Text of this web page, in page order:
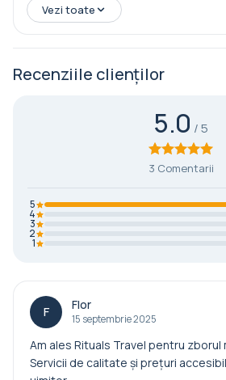
Vezi toate
Recenziile clienților
5.0
3 Comentarii
5
4
3
2
1
F Flor
15 septembrie 2025
Am ales Rituals Travel pentru zborul
Servicii de calitate și prețuri